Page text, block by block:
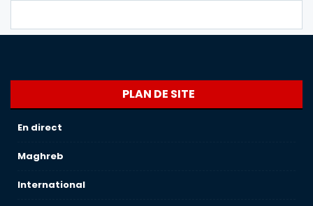
PLAN DE SITE
En direct
Maghreb
International